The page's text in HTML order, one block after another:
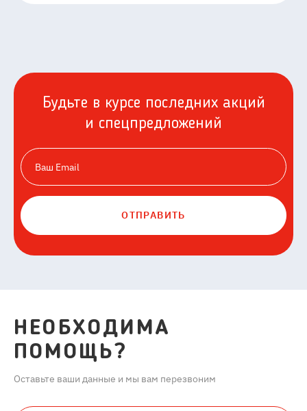
Будьте в курсе последних акций
и спецпредложений
ОТПРАВИТЬ
НЕОБХОДИМА
ПОМОЩЬ?
Оставьте ваши данные и мы вам перезвоним